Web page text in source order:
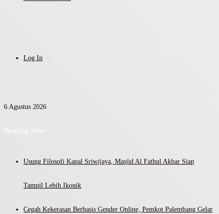
Log In
6 Agustus 2026
Breaking News
Usung Filosofi Kapal Sriwijaya, Masjid Al Fathul Akbar Siap
Tampil Lebih Ikonik
Cegah Kekerasan Berbasis Gender Online, Pemkot Palembang Gelar